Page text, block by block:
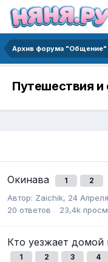
Путешествия
Окинава 1 2
Автор: Zaichik, 24
20 ответов 23,4k
Кто уезжает домой
1 2 3 4